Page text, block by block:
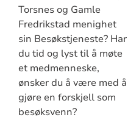
Torsnes og Gamle
Fredrikstad menighet
sin Besøkstjeneste? Har
du tid og lyst til å møte
et medmenneske,
ønsker du å være med å
gjøre en forskjell som
besøksvenn?